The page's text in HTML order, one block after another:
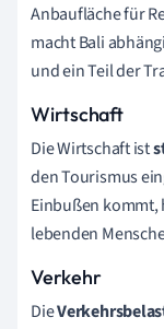
Anbaufläche für
macht Bali
und ein Teil der
Wirtschaft
Die Wirtschaft ist
den Tourismus
Einbußen kommt,
lebenden
Verkehr
Die